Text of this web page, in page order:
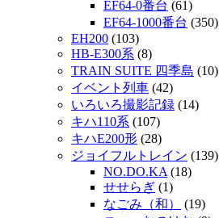
EF64-0番台 (61)
EF64-1000番台 (350)
EH200 (103)
HB-E300系 (8)
TRAIN SUITE 四季島 (10)
イベント列車 (42)
いろいろ撮影記録 (14)
キハ110系 (107)
キハE200形 (28)
ジョイフルトレイン (139)
NO.DO.KA(18)
せせらぎ (1)
なごみ（和）
(19)